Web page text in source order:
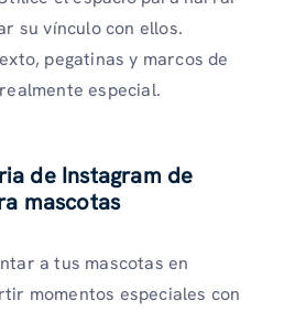
su vínculo con ellos.
pegatinas y marcos de
especial.
de Instagram de
mascotas
a tus mascotas en
momentos especiales con